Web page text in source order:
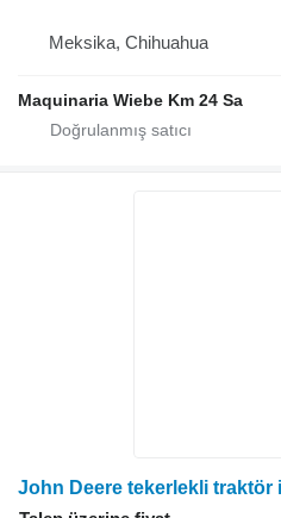
Meksika, Chihuahua
Maquinaria Wiebe Km 24 Sa
John Deere tekerlekli traktör